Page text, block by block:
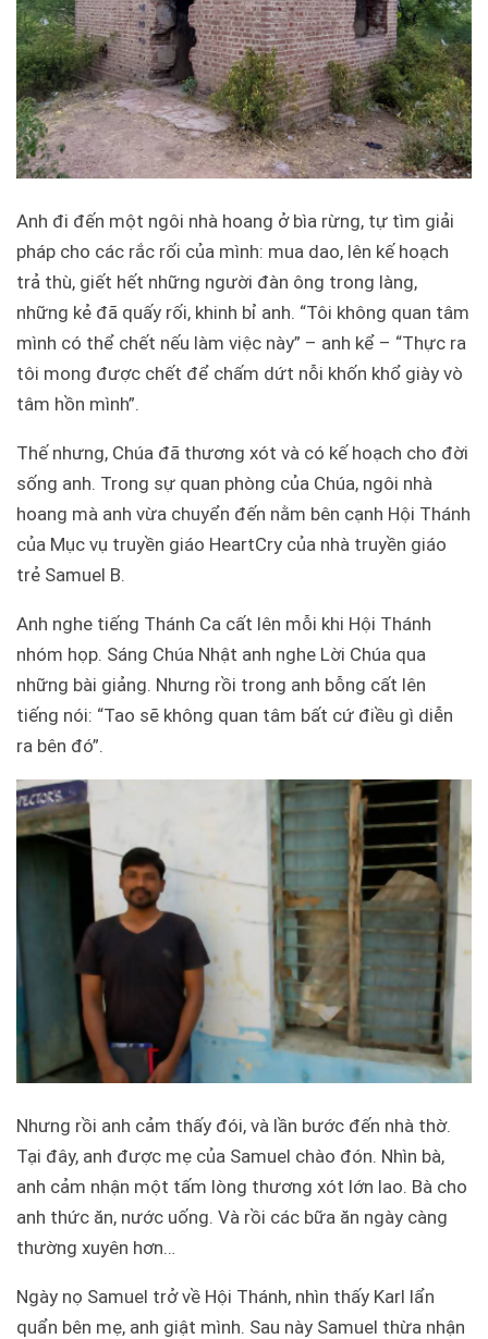
Anh đi đến một ngôi nhà hoang ở bìa rừng, tự tìm giải
pháp cho các rắc rối của mình: mua dao, lên kế hoạch
trả thù, giết hết những người đàn ông trong làng,
những kẻ đã quấy rối, khinh bỉ anh. “Tôi không quan tâm
mình có thể chết nếu làm việc này” – anh kể – “Thực ra
tôi mong được chết để chấm dứt nỗi khốn khổ giày vò
tâm hồn mình”.
Thế nhưng, Chúa đã thương xót và có kế hoạch cho đời
sống anh. Trong sự quan phòng của Chúa, ngôi nhà
hoang mà anh vừa chuyển đến nằm bên cạnh Hội Thánh
của Mục vụ truyền giáo HeartCry của nhà truyền giáo
trẻ Samuel B.
Anh nghe tiếng Thánh Ca cất lên mỗi khi Hội Thánh
nhóm họp. Sáng Chúa Nhật anh nghe Lời Chúa qua
những bài giảng. Nhưng rồi trong anh bỗng cất lên
tiếng nói: “Tao sẽ không quan tâm bất cứ điều gì diễn
ra bên đó”.
Nhưng rồi anh cảm thấy đói, và lần bước đến nhà thờ.
Tại đây, anh được mẹ của Samuel chào đón. Nhìn bà,
anh cảm nhận một tấm lòng thương xót lớn lao. Bà cho
anh thức ăn, nước uống. Và rồi các bữa ăn ngày càng
thường xuyên hơn…
Ngày nọ Samuel trở về Hội Thánh, nhìn thấy Karl lẩn
quẩn bên mẹ, anh giật mình. Sau này Samuel thừa nhận